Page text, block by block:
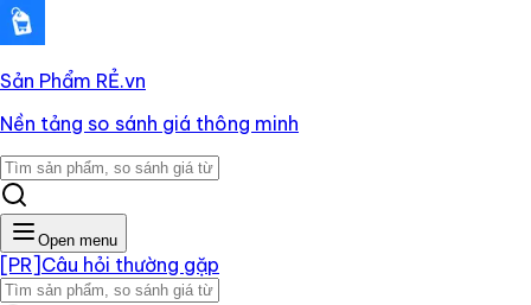
Sản Phẩm RẺ.vn
Nền tảng so sánh giá thông minh
Open menu
[PR] Câu hỏi thường gặp